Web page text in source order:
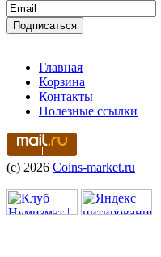
Главная
Корзина
Контакты
Полезные ссылки
(c) 2026 Coins-market.ru